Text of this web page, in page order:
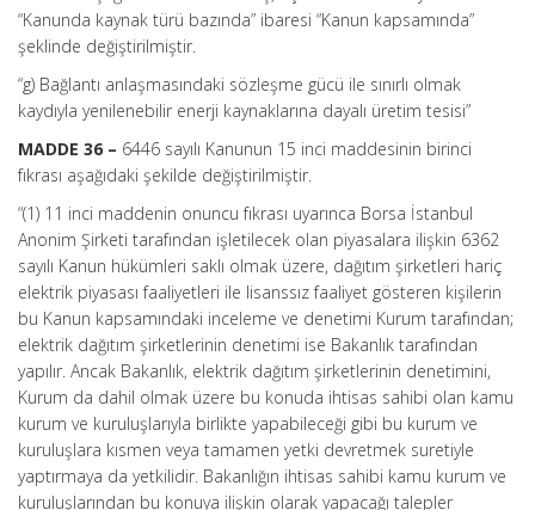
“Kanunda kaynak türü bazında” ibaresi “Kanun kapsamında”
şeklinde değiştirilmiştir.
“g) Bağlantı anlaşmasındaki sözleşme gücü ile sınırlı olmak
kaydıyla yenilenebilir enerji kaynaklarına dayalı üretim tesisi”
MADDE 36 – 6446 sayılı Kanunun 15 inci maddesinin birinci
fıkrası aşağıdaki şekilde değiştirilmiştir.
“(1) 11 inci maddenin onuncu fıkrası uyarınca Borsa İstanbul
Anonim Şirketi tarafından işletilecek olan piyasalara ilişkin 6362
sayılı Kanun hükümleri saklı olmak üzere, dağıtım şirketleri hariç
elektrik piyasası faaliyetleri ile lisanssız faaliyet gösteren kişilerin
bu Kanun kapsamındaki inceleme ve denetimi Kurum tarafından;
elektrik dağıtım şirketlerinin denetimi ise Bakanlık tarafından
yapılır. Ancak Bakanlık, elektrik dağıtım şirketlerinin denetimini,
Kurum da dahil olmak üzere bu konuda ihtisas sahibi olan kamu
kurum ve kuruluşlarıyla birlikte yapabileceği gibi bu kurum ve
kuruluşlara kısmen veya tamamen yetki devretmek suretiyle
yaptırmaya da yetkilidir. Bakanlığın ihtisas sahibi kamu kurum ve
kuruluşlarından bu konuya ilişkin olarak yapacağı talepler